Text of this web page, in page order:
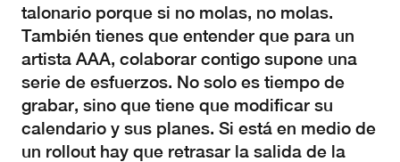
talonario porque si no molas, no molas.
También tienes que entender que para un
artista AAA, colaborar contigo supone una
serie de esfuerzos. No solo es tiempo de
grabar, sino que tiene que modificar su
calendario y sus planes. Si está en medio de
un rollout hay que retrasar la salida de la